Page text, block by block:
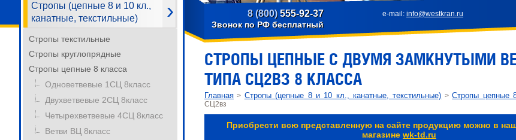
8 (800) 555-92-37
Звонок по РФ бесплатный
e-mail: info@westkran.ru
Стропы (цепные 8 и 10 кл.,
канатные, текстильные)
Стропы текстильные
Стропы круглопрядные
Стропы цепные 8 класса
Одноветвевые 1СЦ 8класс
Двухветвевые 2СЦ 8класс
Четырехветвевые 4СЦ 8класс
Ветви ВЦ 8класс
СТРОПЫ ЦЕПНЫЕ С ДВУМЯ ЗАМКНУТЫМИ
ТИПА СЦ2ВЗ 8 КЛАССА
Главная > Стропы (цепные 8 и 10 кл., канатные, текстильные) >Стропы цепные
СЦ2вз
Приобрести всю представленную на сайте продукцию можно в
магазине wk-td.ru